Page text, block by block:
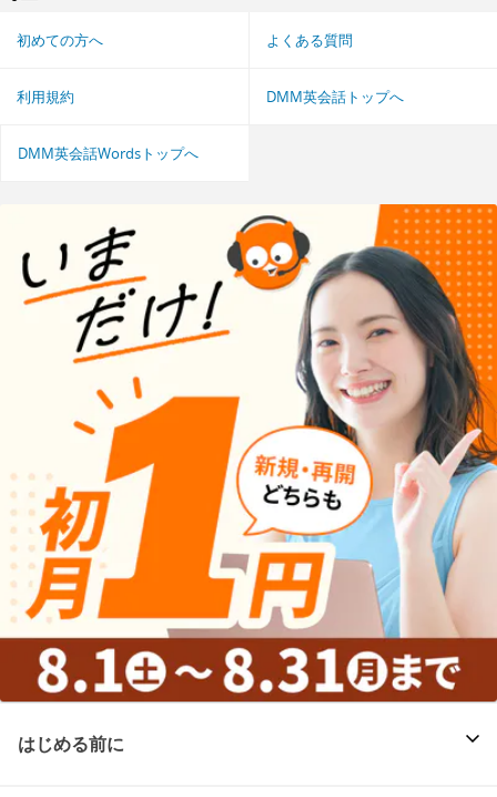
初めての方へ よくある質問
利用規約 DMM英会話トップへ
DMM英会話Wordsトップへ
はじめる前に